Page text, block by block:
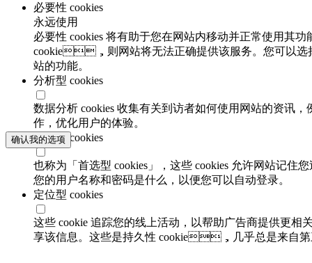
必要性 cookies
永远使用
必要性 cookies 将有助于您在网站内移动并正常使用其功能
cookie，则网站将无法正确提供该服务。您可以
站的功能。
分析型 cookies
数据分析 cookies 收集有关到访者如何使用网站的资讯
作，优化用户的体验。
功能性 cookies
也称为「首选型 cookies」，这些 cookies 允许网站记住您
您的用户名称和密码是什么，以便您可以自动登录。
定位型 cookies
这些 cookie 追踪您的线上活动，以帮助广告商提供更
享该信息。这些是持久性 cookie，几乎总是来自第
确认我的选项